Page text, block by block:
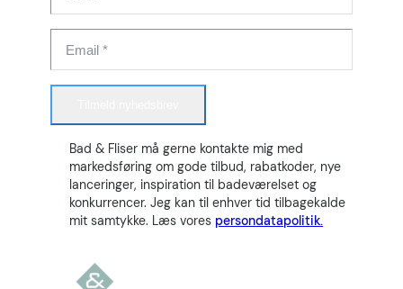
Bad & Fliser må gerne kontakte mig med
markedsføring om gode tilbud, rabatkoder, nye
lanceringer, inspiration til badeværelset og
konkurrencer. Jeg kan til enhver tid tilbagekalde
mit samtykke. Læs vores persondatapolitik.